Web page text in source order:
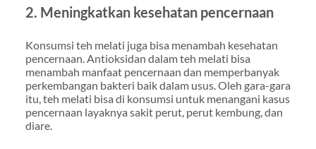
2. Meningkatkan kesehatan pencernaan
Konsumsi teh melati juga bisa menambah kesehatan
pencernaan. Antioksidan dalam teh melati bisa
menambah manfaat pencernaan dan memperbanyak
perkembangan bakteri baik dalam usus. Oleh gara-gara
itu, teh melati bisa di konsumsi untuk menangani kasus
pencernaan layaknya sakit perut, perut kembung, dan
diare.